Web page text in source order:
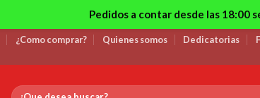
¿Como comprar? Quienes somos Dedicatorias
Buscar
Pedidos a contar desde las 18:00